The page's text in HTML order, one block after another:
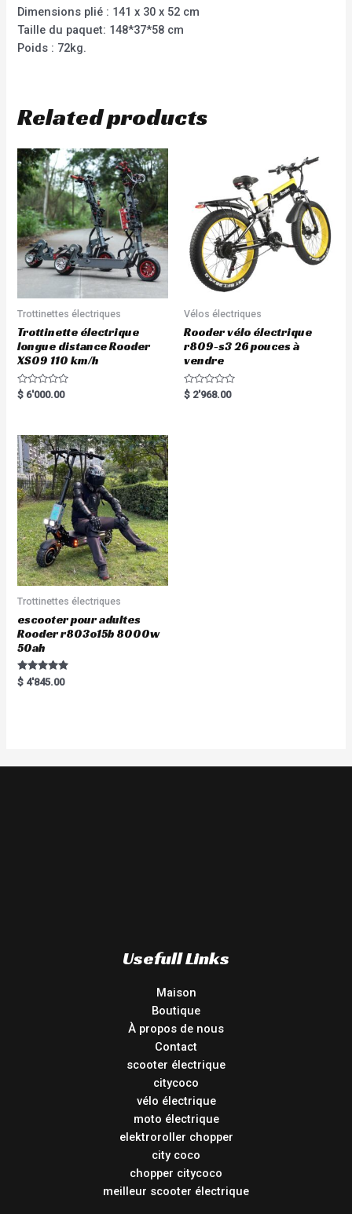
Dimensions plié : 141 x 30 x 52 cm
Taille du paquet: 148*37*58 cm
Poids : 72kg.
Related products
Trottinettes électriques
Trottinette électrique
longue distance Rooder
XS09 110 km/h
Rated
0
$ 6'000.00
Vélos électriques
Rooder vélo électrique
r809-s3 26 pouces à
vendre
Rated
0
$ 2'968.00
Trottinettes électriques
escooter pour adultes
Rooder r803o15b 8000w
50ah
Rated
5.00
$ 4'845.00
Usefull Links
Maison
Boutique
À propos de nous
Contact
scooter électrique
citycoco
vélo électrique
moto électrique
elektroroller chopper
city coco
chopper citycoco
meilleur scooter électrique